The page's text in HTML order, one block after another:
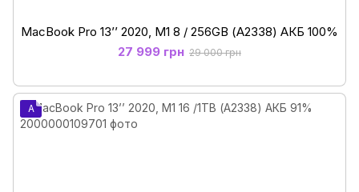
MacBook Pro 13’’ 2020, M1 8 / 256GB (А2338) АКБ 100%
27 999 грн 29 000 грн
A